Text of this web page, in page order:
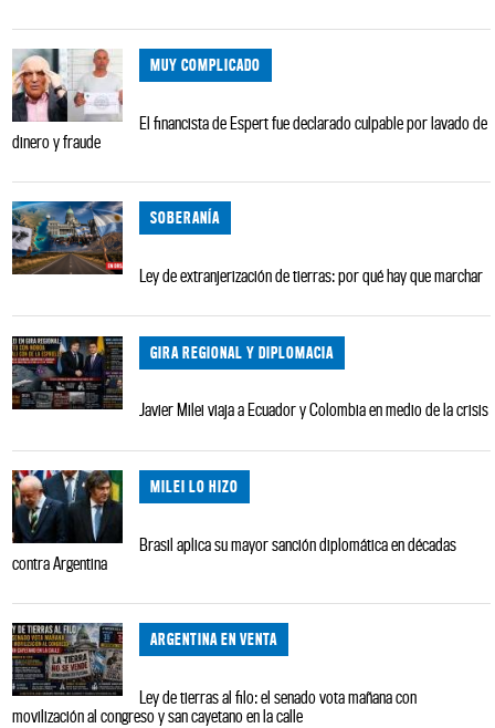
MUY COMPLICADO
El financista de Espert fue declarado culpable por lavado de
dinero y fraude
SOBERANÍA
Ley de extranjerización de tierras: por qué hay que marchar
GIRA REGIONAL Y DIPLOMACIA
Javier Milei viaja a Ecuador y Colombia en medio de la crisis
MILEI LO HIZO
Brasil aplica su mayor sanción diplomática en décadas
contra Argentina
ARGENTINA EN VENTA
Ley de tierras al filo: el senado vota mañana con
movilización al congreso y san cayetano en la calle